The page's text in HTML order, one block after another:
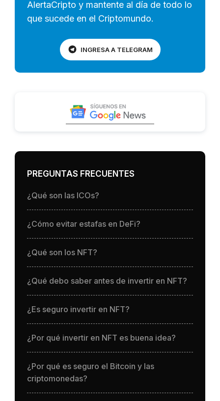
AlertaCripto y mantente al día de todo lo
que sucede en el Criptomundo.
INGRESA A TELEGRAM
PREGUNTAS FRECUENTES
¿Qué son las ICOs?
¿Cómo evitar estafas en DeFi?
¿Qué son los NFT?
¿Qué debo saber antes de invertir en NFT?
¿Es seguro invertir en NFT?
¿Por qué invertir en NFT es buena idea?
¿Por qué es seguro el Bitcoin y las
criptomonedas?